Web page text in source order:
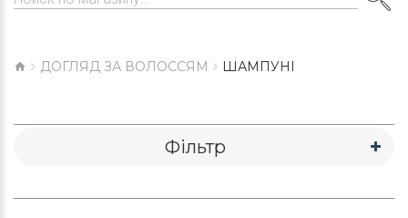
ДОГЛЯД ЗА ВОЛОССЯМ ШАМПУНІ
Фільтр